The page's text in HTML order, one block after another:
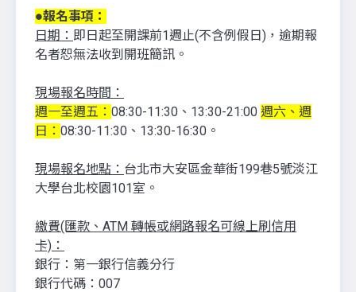
●報名事項：
日期： 即日起至開課前1週止(不含例假日)，逾期報
名者恕無法收到開班簡訊。
現場報名時間：
週一至週五： 08:30-11:30、13:30-21:00 週六、週
日： 08:30-11:30、13:30-16:30。
現場報名地點： 台北市大安區金華街199巷5號淡江
大學台北校園101室。
繳費(匯款、ATM 轉帳或網路報名可線上刷信用
卡)：
銀行：第一銀行信義分行
銀行代碼：007